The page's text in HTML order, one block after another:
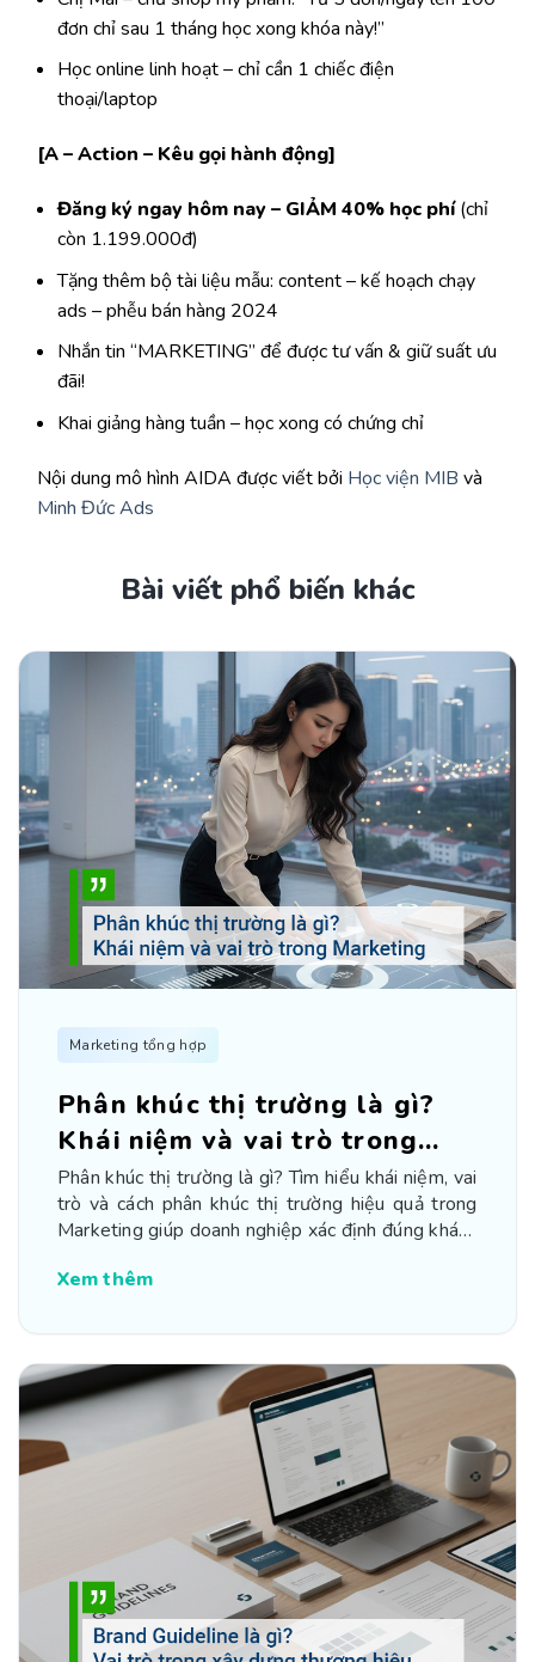
đơn chỉ sau 1 tháng học xong khóa này!”
Học online linh hoạt – chỉ cần 1 chiếc điện
thoại/laptop
[A – Action – Kêu gọi hành động]
Đăng ký ngay hôm nay – GIẢM 40% học phí(chỉ
còn 1.199.000đ)
Tặng thêm bộ tài liệu mẫu: content – kế hoạch chạy
ads – phễu bán hàng 2024
Nhắn tin “MARKETING” để được tư vấn & giữ suất ưu
đãi!
Khai giảng hàng tuần – học xong có chứng chỉ
Nội dung mô hình AIDA được viết bởi Học viện MIB và
Minh Đức Ads
Bài viết phổ biến khác
Marketing tổng hợp
Phân khúc thị trường là gì?
Khái niệm và vai trò trong
Marketing
Phân khúc thị trường là gì? Tìm hiểu khái niệm, vai
trò và cách phân khúc thị trường hiệu quả trong
Marketing giúp doanh nghiệp xác định đúng khách
Xem thêm